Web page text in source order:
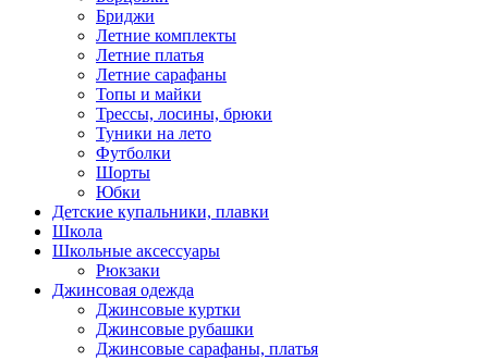
Бриджи
Летние комплекты
Летние платья
Летние сарафаны
Топы и майки
Трессы, лосины, брюки
Туники на лето
Футболки
Шорты
Юбки
Детские купальники, плавки
Школа
Школьные аксессуары
Рюкзаки
Джинсовая одежда
Джинсовые куртки
Джинсовые рубашки
Джинсовые сарафаны, платья